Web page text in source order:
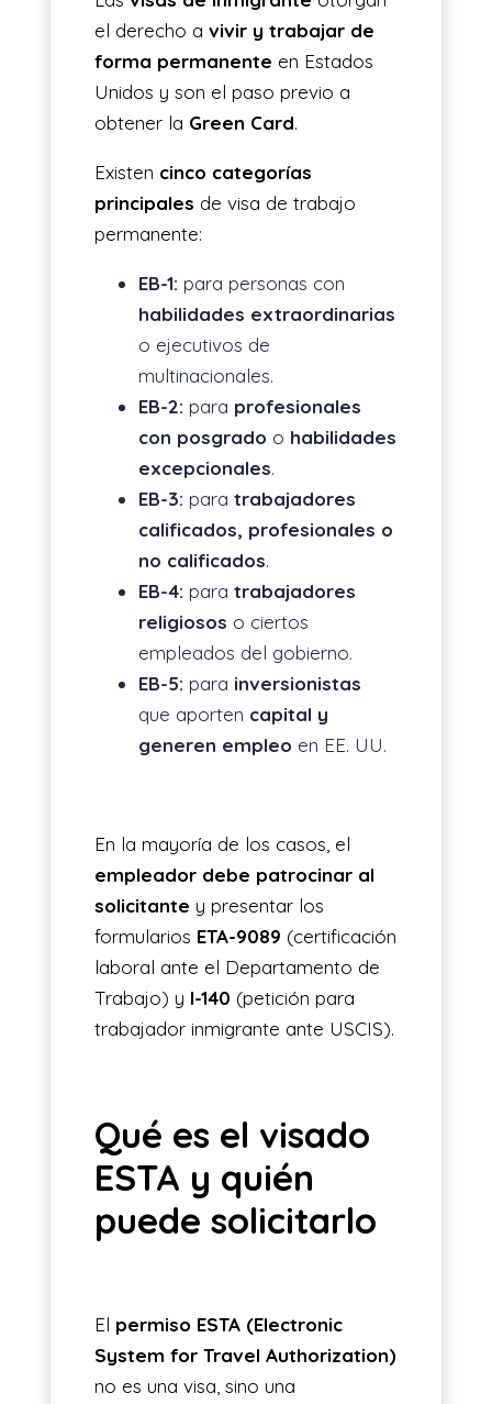
el derecho a vivir y trabajar de
forma permanente en Estados
Unidos y son el paso previo a
obtener la Green Card.
Existen cinco categorías
principales de visa de trabajo
permanente:
EB-1: para personas con
habilidades extraordinarias
o ejecutivos de
multinacionales.
EB-2: para profesionales
con posgrado o habilidades
excepcionales.
EB-3: para trabajadores
calificados, profesionales o
no calificados.
EB-4: para trabajadores
religiosos o ciertos
empleados del gobierno.
EB-5: para inversionistas
que aporten capital y
generen empleo en EE. UU.
En la mayoría de los casos, el
empleador debe patrocinar al
solicitante y presentar los
formularios ETA-9089 (certificación
laboral ante el Departamento de
Trabajo) y I-140 (petición para
trabajador inmigrante ante USCIS).
Qué es el visado
ESTA y quién
puede solicitarlo
El permiso ESTA (Electronic
System for Travel Authorization)
no es una visa, sino una